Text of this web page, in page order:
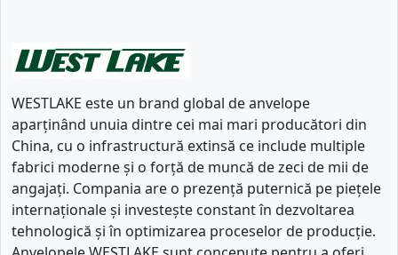
WESTLAKE este un brand global de anvelope
aparținând unuia dintre cei mai mari producători din
China, cu o infrastructură extinsă ce include multiple
fabrici moderne și o forță de muncă de zeci de mii de
angajați. Compania are o prezență puternică pe piețele
internaționale și investește constant în dezvoltarea
tehnologică și în optimizarea proceselor de producție.